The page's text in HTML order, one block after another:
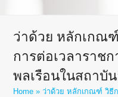
ว่าด้วย หลักเกณ
การต่อเวลาราช
พลเรือนในสถาบั
Home »ว่าด้วย หลักเกณฑ์ วิธีก